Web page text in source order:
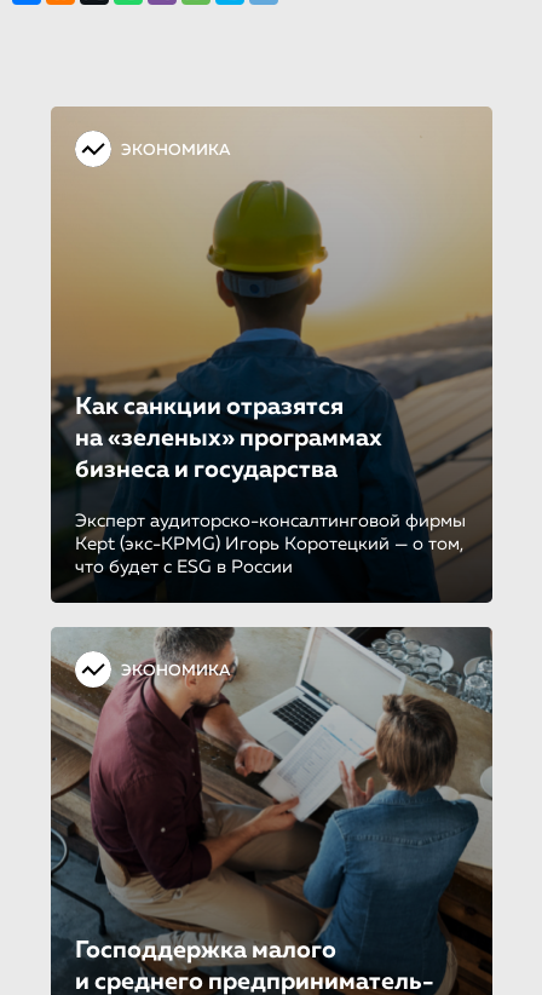
ЭКОНОМИКА
Как санкции отразятся
на «зеленых» программах
бизнеса и государства
Эксперт аудиторско-консалтинговой фирмы
Kept (экс-KPMG) Игорь Коротецкий — о том,
что будет с ESG в России
ЭКОНОМИКА
Господдержка малого
и среднего предприниматель­